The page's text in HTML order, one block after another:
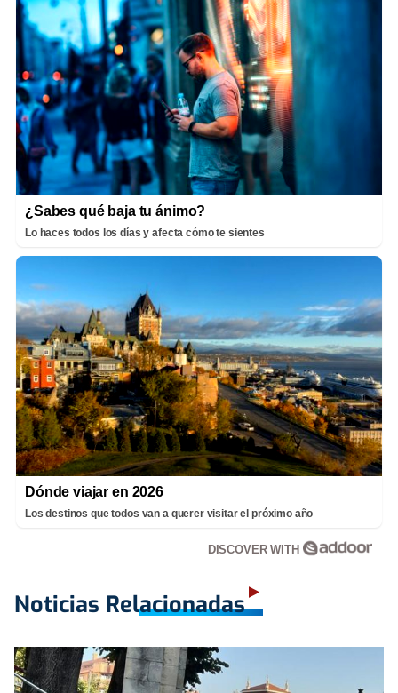
¿Sabes qué baja tu ánimo?
Lo haces todos los días y afecta cómo te sientes
Dónde viajar en 2026
Los destinos que todos van a querer visitar el próximo año
DISCOVER WITH
Noticias Relacionadas